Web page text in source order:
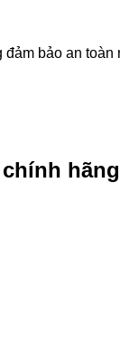
bảo an toàn